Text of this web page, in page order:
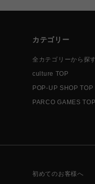
カテゴリー
全カテゴリーから探す
culture TOP
POP-UP SHOP TOP
PARCO GAMES TOP
初めてのお客様へ